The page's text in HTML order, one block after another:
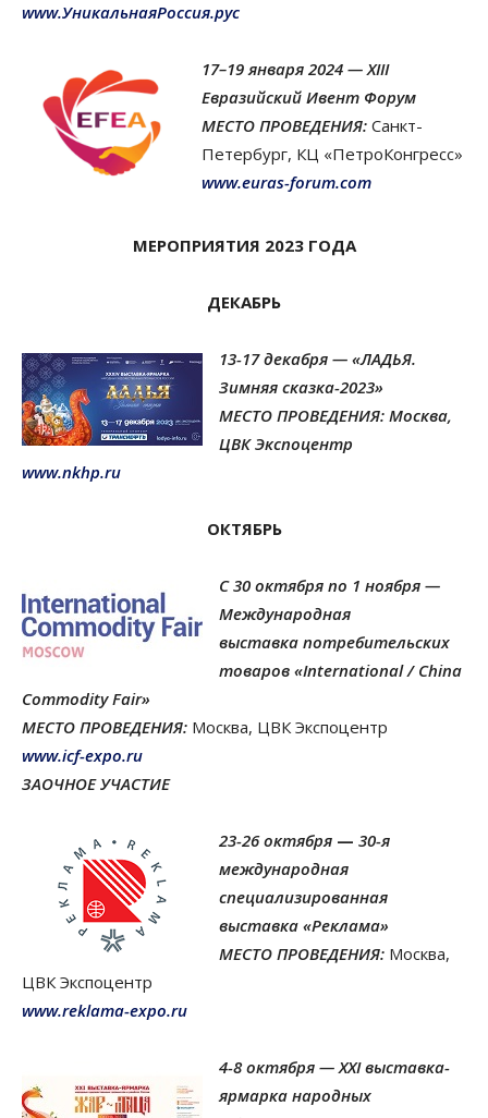
www.УникальнаяРоссия.рус
17–19 января 2024 — XIII
Евразийский Ивент Форум
МЕСТО ПРОВЕДЕНИЯ: Санкт-
Петербург, КЦ «ПетроКонгресс»
www.euras-forum.com
МЕРОПРИЯТИЯ 2023 ГОДА
ДЕКАБРЬ
13-17 декабря — «ЛАДЬЯ.
Зимняя сказка-2023»
МЕСТО ПРОВЕДЕНИЯ: Москва,
ЦВК Экспоцентр
www.nkhp.ru
ОКТЯБРЬ
С 30 октября по 1 ноября —
Международная
выставка потребительских
товаров «International / China
Commodity Fair»
МЕСТО ПРОВЕДЕНИЯ: Москва, ЦВК Экспоцентр
www.icf-expo.ru
ЗАОЧНОЕ УЧАСТИЕ
23-26 октября — 30-я
международная
специализированная
выставка «Реклама»
МЕСТО ПРОВЕДЕНИЯ: Москва,
ЦВК Экспоцентр
www.reklama-expo.ru
4-8 октября — XXI выставка-
ярмарка народных